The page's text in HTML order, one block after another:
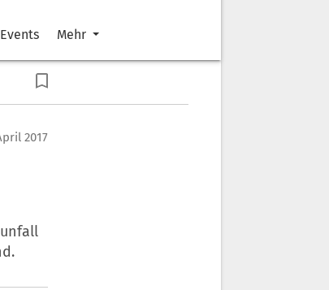
Events Mehr
2017